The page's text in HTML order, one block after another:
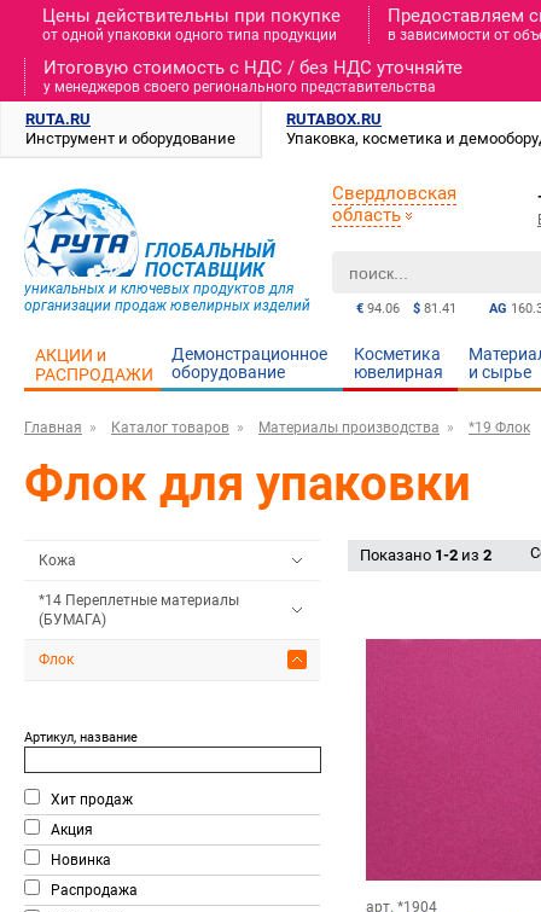
Цены действительны при покупке
от одной упаковки одного типа продукции
Предоставляем
в зависимости от
Итоговую стоимость c НДС / без НДС уточняйте
у менеджеров своего регионального представительства
RUTA.RU
Инструмент и оборудование
RUTABOX.RU
Упаковка, косметика и
ГЛОБАЛЬНЫЙ
ПОСТАВЩИК
уникальных и ключевых продуктов для
организации продаж ювелирных изделий
AG
€ 94.06 $ 81.41
Свердловская
область
АКЦИИ и
РАСПРОДАЖИ
Демонстрационное
оборудование
Косметика
ювелирная
и cырье
Главная Каталог товаров Материалы производства *19 Флок
Флок для упаковки
Кожа
*14 Переплетные материалы
(БУМАГА)
Флок
Артикул, название
Хит продаж
Акция
Новинка
Распродажа
Показано 1-2 из 2
арт. *1904